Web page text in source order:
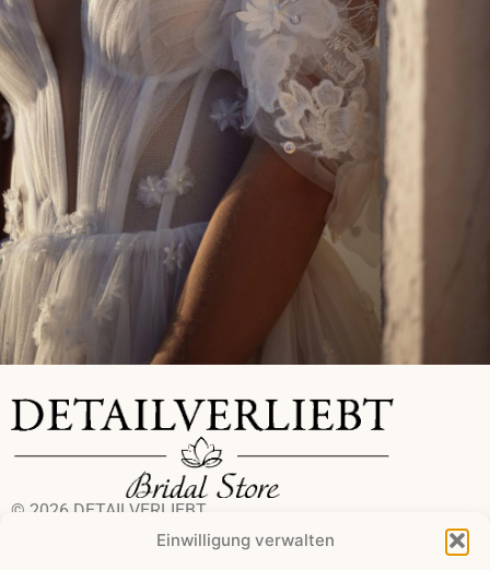
Einwilligung verwalten
© 2026 DETAILVERLIEBT
Bridal Store by Jeannette Löffler